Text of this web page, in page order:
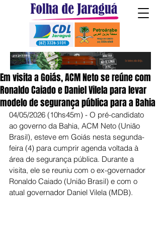
Em visita a Goiás, ACM Neto se reúne com
Ronaldo Caiado e Daniel Vilela para levar
modelo de segurança pública para a Bahia
04/05/2026 (10hs45m) - O pré-candidato
ao governo da Bahia, ACM Neto (União
Brasil), esteve em Goiás nesta segunda-
feira (4) para cumprir agenda voltada à
área de segurança pública. Durante a
visita, ele se reuniu com o ex-governador
Ronaldo Caiado (União Brasil) e com o
atual governador Daniel Vilela (MDB).